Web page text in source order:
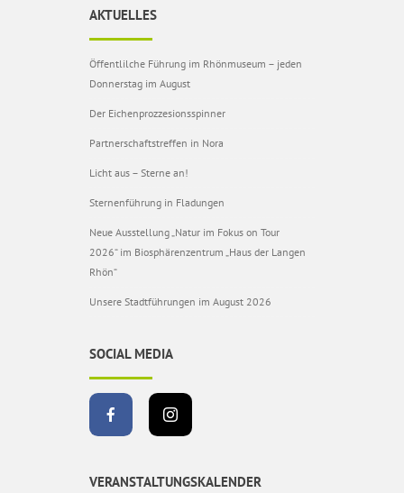
AKTUELLES
Öffentlilche Führung im Rhönmuseum – jeden
Donnerstag im August
Der Eichenprozzesionsspinner
Partnerschaftstreffen in Nora
Licht aus – Sterne an!
Sternenführung in Fladungen
Neue Ausstellung „Natur im Fokus on Tour
2026“ im Biosphärenzentrum „Haus der Langen
Rhön“
Unsere Stadtführungen im August 2026
SOCIAL MEDIA
VERANSTALTUNGSKALENDER